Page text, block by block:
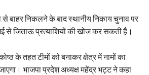
बाहर निकलने के बाद स्थानीय निकाय चुनाव पर
मई से जिताऊ प्रत्याशियों की खोज कर सकती है।
के तहत टीमों को बनाकर क्षेत्र में नामों का
भाजपा प्रदेश अध्यक्ष महेंद्र भट्ट ने कहा